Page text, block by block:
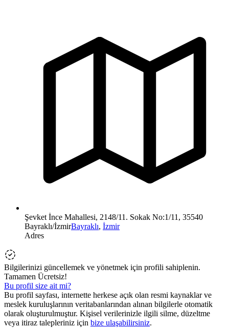
Şevket İnce Mahallesi, 2148/11. Sokak No:1/11, 35540
Bayraklı/İzmirBayraklı, İzmir
Adres
Bilgilerinizi güncellemek ve yönetmek için profili sahiplenin.
Tamamen Ücretsiz!
Bu profil size ait mi?
Bu profil sayfası, internette herkese açık olan resmi kaynaklar ve
meslek kuruluşlarının veritabanlarından alınan bilgilerle otomatik
olarak oluşturulmuştur. Kişisel verilerinizle ilgili silme, düzeltme
veya itiraz talepleriniz için bize ulaşabilirsiniz.